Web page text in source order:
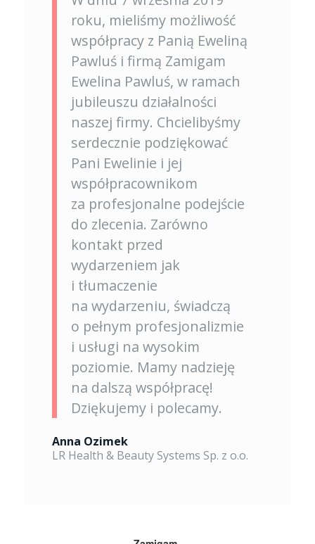
roku, mieliśmy możliwość
współpracy z Panią Eweliną
Pawluś i firmą Zamigam
Ewelina Pawluś, w ramach
jubileuszu działalności
naszej firmy. Chcielibyśmy
serdecznie podziękować
Pani Ewelinie i jej
współpracownikom
za profesjonalne podejście
do zlecenia. Zarówno
kontakt przed
wydarzeniem jak
i tłumaczenie
na wydarzeniu, świadczą
o pełnym profesjonalizmie
i usługi na wysokim
poziomie. Mamy nadzieję
na dalszą współpracę!
Dziękujemy i polecamy.
Anna Ozimek
LR Health & Beauty Systems Sp. z o.o.